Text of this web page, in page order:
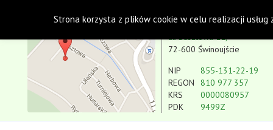
Koło w Świnoujściu
ul. Basztowa 11,
72-600 Świnoujście
NIP
REGON
KRS
PDK
855-131-22-19
810 977 357
0000080957
9499Z
Strona korzysta z plików cookie w celu realizacji usług